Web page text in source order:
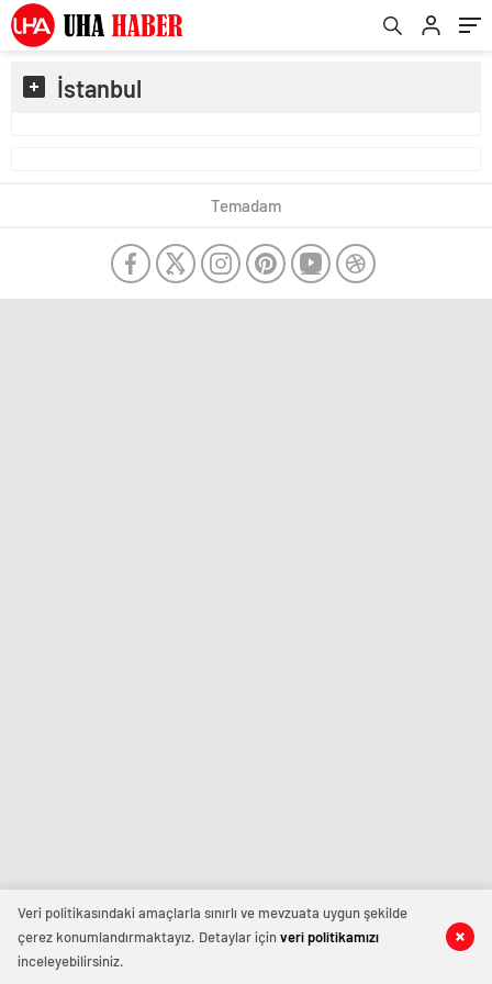
İstanbul
Temadam
Veri politikasındaki amaçlarla sınırlı ve mevzuata uygun şekilde
çerez konumlandırmaktayız. Detaylar içinveri politikamızı
inceleyebilirsiniz.